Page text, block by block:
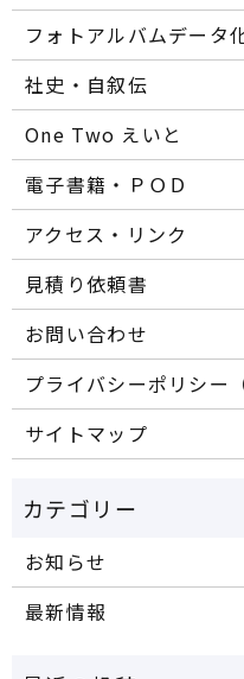
フォトアルバムデータ
社史・自叙伝
One Two えいと
電子書籍・ＰＯＤ
アクセス・リンク
見積り依頼書
お問い合わせ
プライバシーポリシー
サイトマップ
お知らせ
最新情報